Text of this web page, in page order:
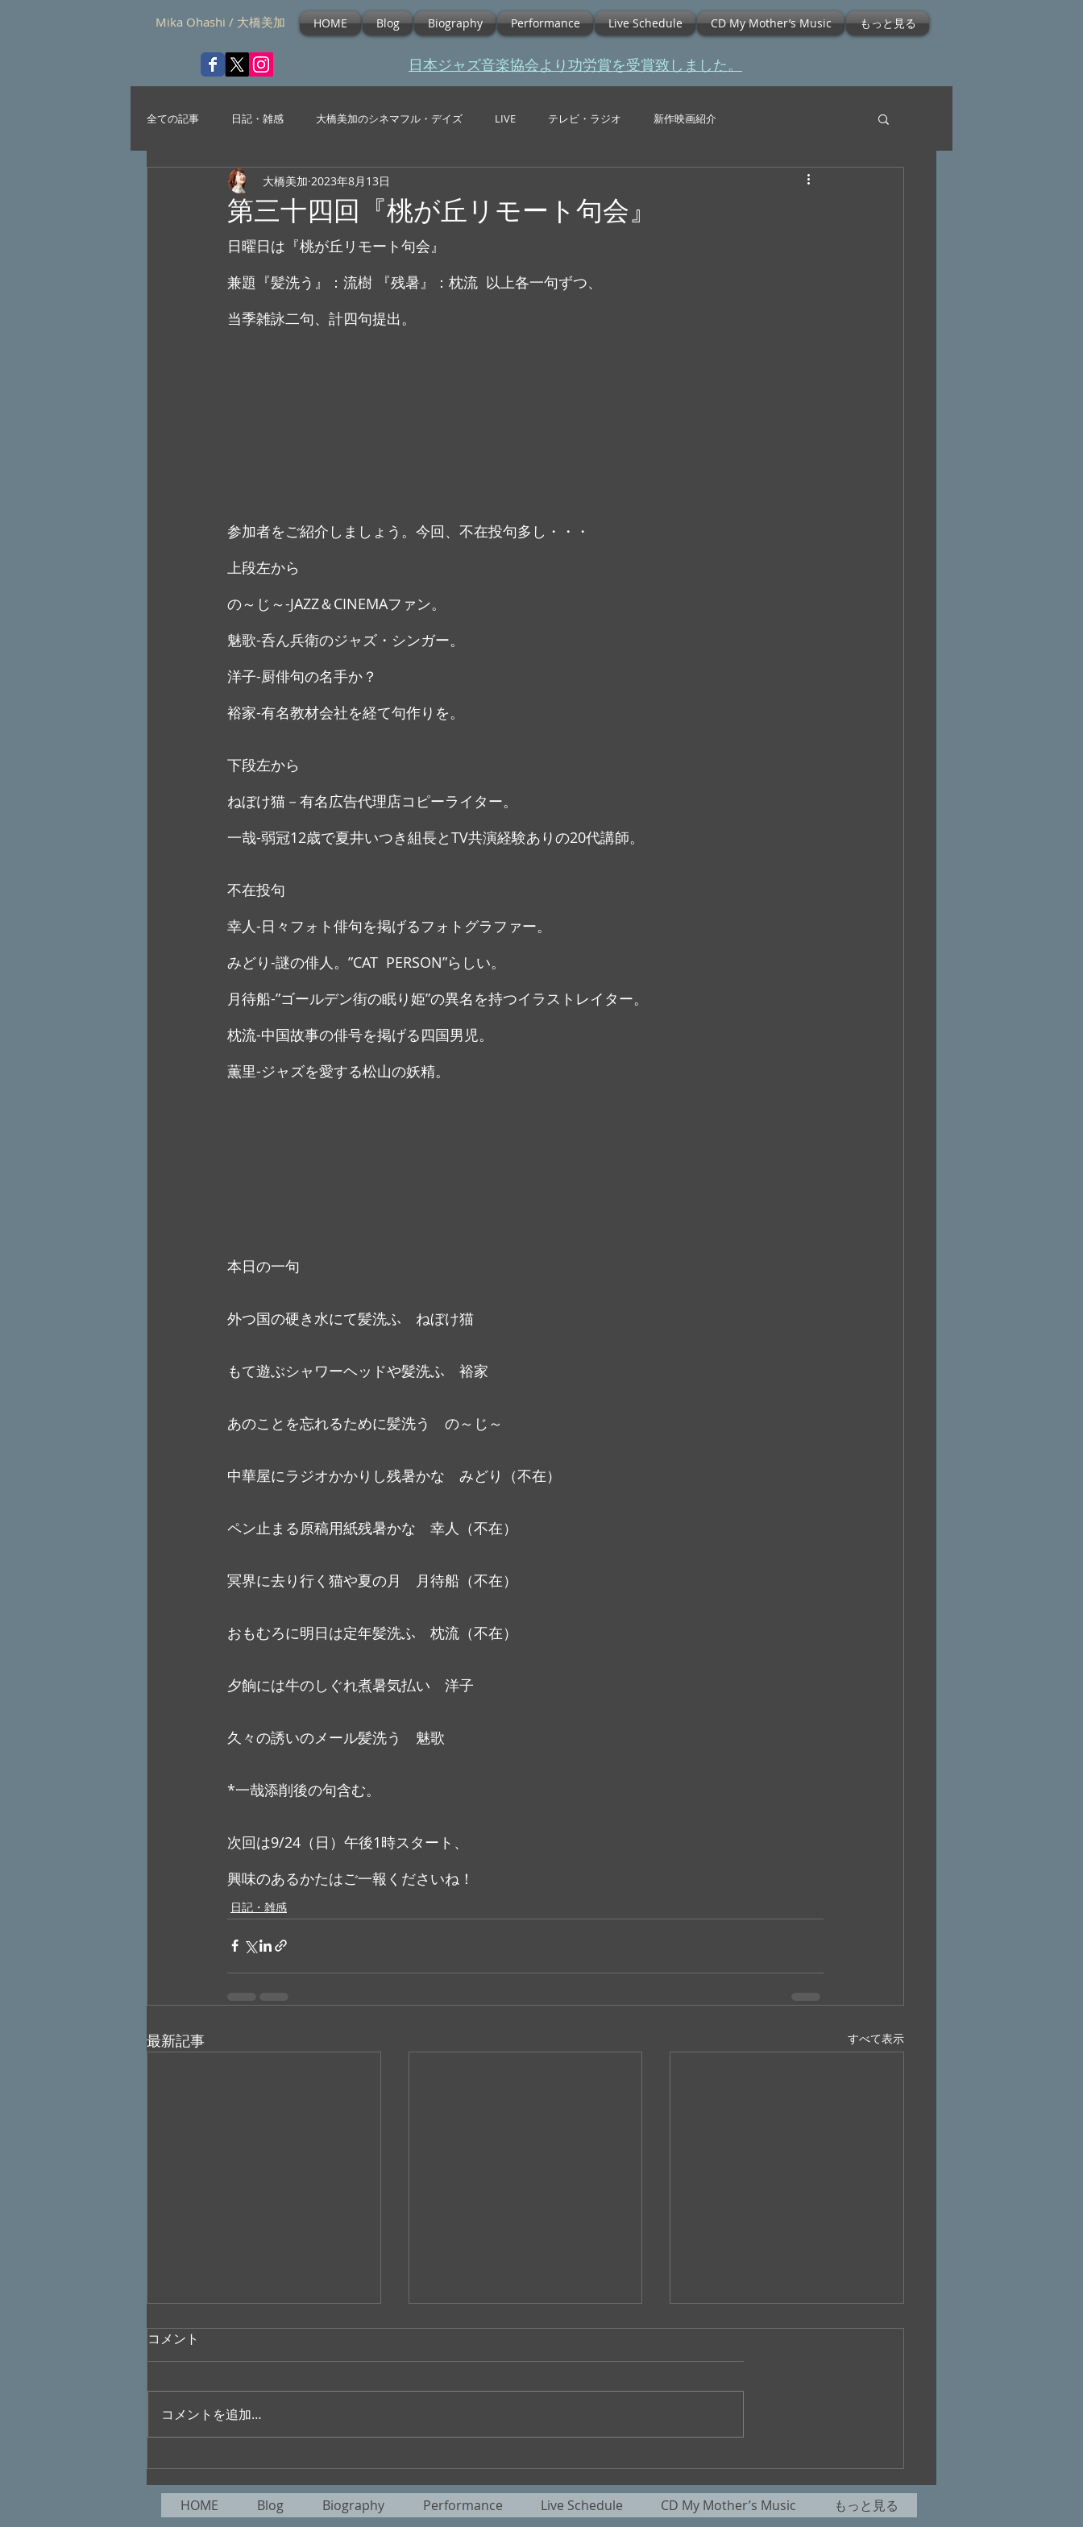
Mika Ohashi / 大橋美加 HOME Blog Biography Performance Live Schedule CD My Mother’s Music もっと見る
​日本ジャズ音楽協会より功労賞を受賞致しました。
全ての記事 日記・雑感 大橋美加のシネマフル・デイズ LIVE テレビ・ラジオ 新作映画紹介
第三十四回『桃が丘リモート句会』
大橋美加 2023年8月13日
日曜日は『桃が丘リモート句会』
兼題『髪洗う』：流樹 『残暑』：枕流  以上各一句ずつ、
当季雑詠二句、計四句提出。
参加者をご紹介しましょう。今回、不在投句多し・・・
上段左から
の～じ～-JAZZ＆CINEMAファン。
魅歌-呑ん兵衛のジャズ・シンガー。
洋子-厨俳句の名手か？
裕家-有名教材会社を経て句作りを。
下段左から
ねぼけ猫－有名広告代理店コピーライター。
一哉-弱冠12歳で夏井いつき組長とTV共演経験ありの20代講師。
不在投句
幸人-日々フォト俳句を掲げるフォトグラファー。
みどり-謎の俳人。”CAT  PERSON”らしい。
月待船-”ゴールデン街の眠り姫”の異名を持つイラストレイター。
枕流-中国故事の俳号を掲げる四国男児。
薫里-ジャズを愛する松山の妖精。
本日の一句
外つ国の硬き水にて髪洗ふ　ねぼけ猫
もて遊ぶシャワーヘッドや髪洗ふ　裕家
あのことを忘れるために髪洗う　の～じ～
中華屋にラジオかかりし残暑かな　みどり（不在）
ペン止まる原稿用紙残暑かな　幸人（不在）
冥界に去り行く猫や夏の月　月待船（不在）
おもむろに明日は定年髪洗ふ　枕流（不在）
夕餉には牛のしぐれ煮暑気払い　洋子
久々の誘いのメール髪洗う　魅歌
*一哉添削後の句含む。
次回は9/24（日）午後1時スタート、
興味のあるかたはご一報くださいね！
日記・雑感
最新記事 すべて表示
が好き/ 魅歌
句会』
り/ 魅歌
コメント
コメントを追加…
HOME Blog Biography Performance Live Schedule CD My Mother’s Music もっと見る